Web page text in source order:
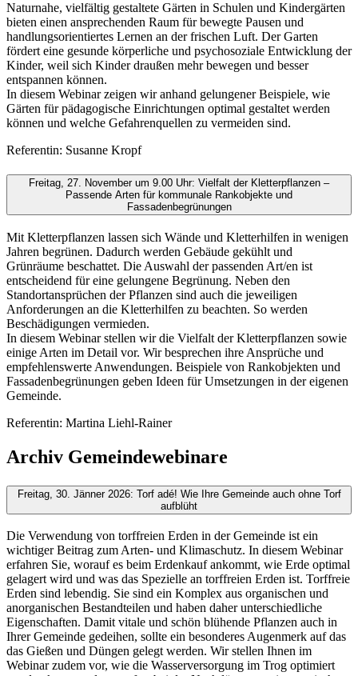
Naturnahe, vielfältig gestaltete Gärten in Schulen und Kindergärten
bieten einen ansprechenden Raum für bewegte Pausen und
handlungsorientiertes Lernen an der frischen Luft. Der Garten
fördert eine gesunde körperliche und psychosoziale Entwicklung der
Kinder, weil sich Kinder draußen mehr bewegen und besser
entspannen können.
In diesem Webinar zeigen wir anhand gelungener Beispiele, wie
Gärten für pädagogische Einrichtungen optimal gestaltet werden
können und welche Gefahrenquellen zu vermeiden sind.
Referentin: Susanne Kropf
Freitag, 27. November um 9.00 Uhr: Vielfalt der Kletterpflanzen –
Passende Arten für kommunale Rankobjekte und
Fassadenbegrünungen
Mit Kletterpflanzen lassen sich Wände und Kletterhilfen in wenigen
Jahren begrünen. Dadurch werden Gebäude gekühlt und
Grünräume beschattet. Die Auswahl der passenden Art/en ist
entscheidend für eine gelungene Begrünung. Neben den
Standortansprüchen der Pflanzen sind auch die jeweiligen
Anforderungen an die Kletterhilfen zu beachten. So werden
Beschädigungen vermieden.
In diesem Webinar stellen wir die Vielfalt der Kletterpflanzen sowie
einige Arten im Detail vor. Wir besprechen ihre Ansprüche und
empfehlenswerte Anwendungen. Beispiele von Rankobjekten und
Fassadenbegrünungen geben Ideen für Umsetzungen in der eigenen
Gemeinde.
Referentin: Martina Liehl-Rainer
Archiv Gemeindewebinare
Freitag, 30. Jänner 2026: Torf adé! Wie Ihre Gemeinde auch ohne Torf
aufblüht
Die Verwendung von torffreien Erden in der Gemeinde ist ein
wichtiger Beitrag zum Arten- und Klimaschutz. In diesem Webinar
erfahren Sie, worauf es beim Erdenkauf ankommt, wie Erde optimal
gelagert wird und was das Spezielle an torffreien Erden ist. Torffreie
Erden sind lebendig. Sie sind ein Komplex aus organischen und
anorganischen Bestandteilen und haben daher unterschiedliche
Eigenschaften. Damit vitale und schön blühende Pflanzen auch in
Ihrer Gemeinde gedeihen, sollte ein besonderes Augenmerk auf das
das Gießen und Düngen gelegt werden. Wir stellen Ihnen im
Webinar zudem vor, wie die Wasserversorgung im Trog optimiert